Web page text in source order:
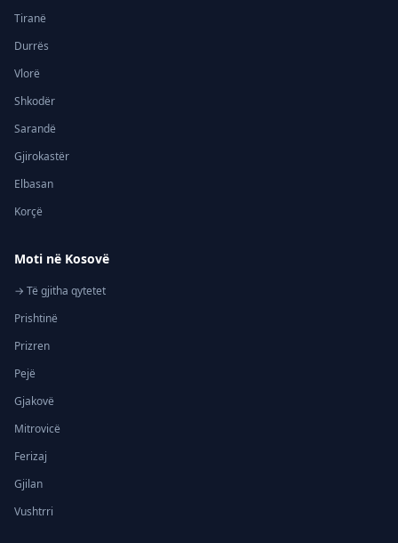
Tiranë
Durrës
Vlorë
Shkodër
Sarandë
Gjirokastër
Elbasan
Korçë
Moti në Kosovë
→ Të gjitha qytetet
Prishtinë
Prizren
Pejë
Gjakovë
Mitrovicë
Ferizaj
Gjilan
Vushtrri